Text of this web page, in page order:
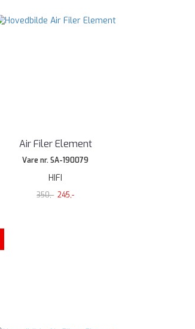
Air Filer Element
Vare nr. SA-190079
HIFI
350,- 245,-